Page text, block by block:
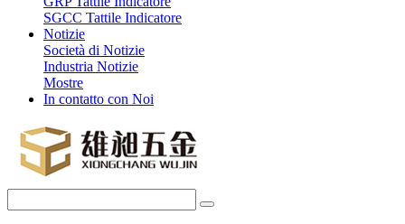
SGCC Tattile Indicatore
Notizie
Società di Notizie
Industria Notizie
Mostre
In contatto con Noi